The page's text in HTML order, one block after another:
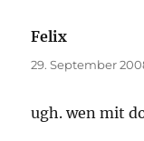
Felix
29. September
ugh. wen mit